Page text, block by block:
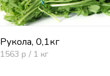
Рукола, 0,1кг
1563 р / 1 кг